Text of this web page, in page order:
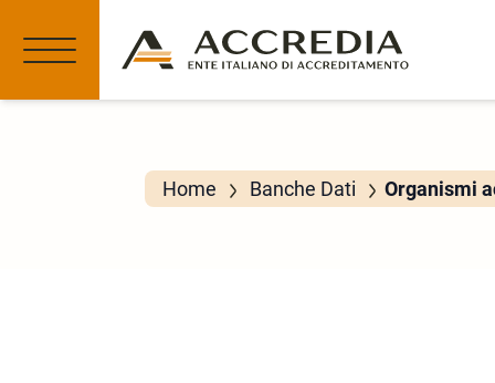
Home Banche Dati Organismi